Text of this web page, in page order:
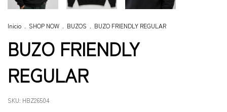
Inicio SHOP NOW BUZOS BUZO FRIENDLY REGULAR
BUZO FRIENDLY
REGULAR
SKU: HBZ26504